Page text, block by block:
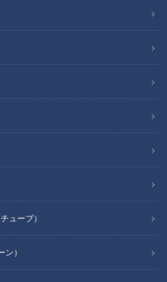
ューブ）
）
に戻る
おすすめ
引けば値上げにも影響？